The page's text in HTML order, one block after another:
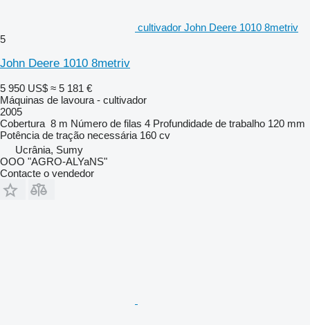
cultivador John Deere 1010 8metriv
5
John Deere 1010 8metriv
5 950 US$ ≈ 5 181 €
Máquinas de lavoura - cultivador
2005
Cobertura 8 m Número de filas 4 Profundidade de trabalho 120 mm
Potência de tração necessária 160 cv
Ucrânia, Sumy
OOO "AGRO-ALYaNS"
Contacte o vendedor